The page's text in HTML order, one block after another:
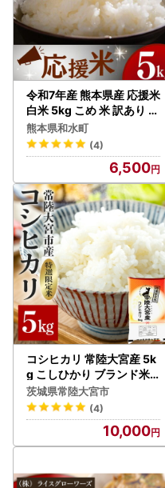
令和7年産 熊本県産 応援米
白米 5kg こめ 米 訳あり 規
格外
熊本県和水町
(4)
6,500
コシヒカリ 常陸大宮産 5k
g こしひかり ブランド米
茨城 【コシヒカリ】【ho1
396】
茨城県常陸大宮市
(4)
10,000